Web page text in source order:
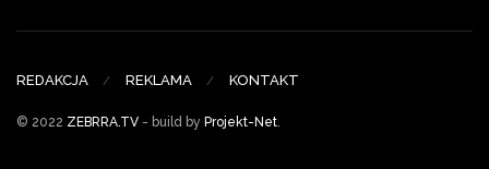
REDAKCJA REKLAMA KONTAKT
© 2022 ZEBRRA.TV - build by Projekt-Net.